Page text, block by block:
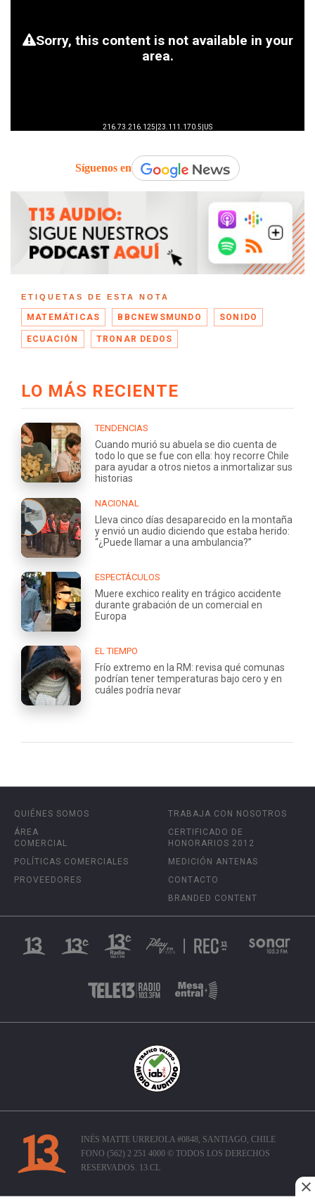
Síguenos en
ETIQUETAS DE ESTA NOTA
MATEMÁTICAS BBCNEWSMUNDO SONIDO
ECUACIÓN TRONAR DEDOS
LO MÁS RECIENTE
TENDENCIAS
Cuando murió su abuela se dio cuenta de
todo lo que se fue con ella: hoy recorre Chile
para ayudar a otros nietos a inmortalizar sus
historias
NACIONAL
Lleva cinco días desaparecido en la montaña
y envió un audio diciendo que estaba herido:
“¿Puede llamar a una ambulancia?”
ESPECTÁCULOS
Muere exchico reality en trágico accidente
durante grabación de un comercial en
Europa
EL TIEMPO
Frío extremo en la RM: revisa qué comunas
podrían tener temperaturas bajo cero y en
cuáles podría nevar
QUIÉNES SOMOS
ÁREA
COMERCIAL
POLÍTICAS COMERCIALES
PROVEEDORES
TRABAJA CON NOSOTROS
CERTIFICADO DE
HONORARIOS 2012
MEDICIÓN ANTENAS
CONTACTO
BRANDED CONTENT
INÉS MATTE URREJOLA #0848, SANTIAGO, CHILE
FONO (562) 2 251 4000 © TODOS LOS DERECHOS
RESERVADOS. 13.CL